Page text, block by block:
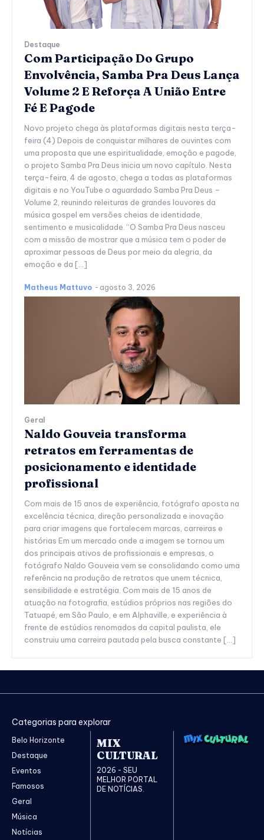
Destaque
Com Participação Do Grupo
Envolvência, Samba Pra Deus Lança
Volume 2 E Reforça A União Entre
Fé E Pagode
Novo projeto chega às plataformas digitais nesta terça-
feira (4) Depois de conquistar milhares de ouvintes com
uma proposta que une espiritualidade, emoção e pagode,
o projeto Samba Pra Deus inicia um novo capítulo. Nesta
terça-feira, 4 de agosto, chega a todas as plataformas
digitais e no YouTube o aguardado Samba Pra Deus –
Volume 2, reunindo releituras de grandes louvores da
música gospel em versões cheias de identidade,
sentimento e musicalidade. “O Samba Pra Deus nasceu
com a missão de mostrar que a música tem o poder de
aproximar pessoas de Deus por meio da alegria, da
emoção e da […]
Matheus Mattuvo - agosto 3, 2026
Geral
Naldo Gouveia transforma
retratos em ferramentas de
posicionamento e identidade
profissional
Com mais de 15 anos de experiência, fotógrafo aposta na
excelência técnica, direção personalizada e inovação
para criar imagens que fortalecem marcas, carreiras e
histórias Em um mercado onde a imagem se tornou um
dos principais ativos de profissionais e empresas, o
fotógrafo Naldo Gouveia vem se consolidando como uma
referência na produção de retratos que unem técnica,
sensibilidade e estratégia. Com mais de 15 anos de
atuação na fotografia, estúdios próprios nas regiões do
Tatuapé, em São Paulo, e em Alphaville, e experiência à
frente de estúdios renomados da capital paulista, ele
construiu uma carreira pautada pela busca constante […]
Categorias para explorar
Belo Horizonte
Destaque
Eventos
Famosos
Geral
Música
Notícias
MIX
CULTURAL
2026 - SEU
MELHOR PORTAL
DE NOTÍCIAS.